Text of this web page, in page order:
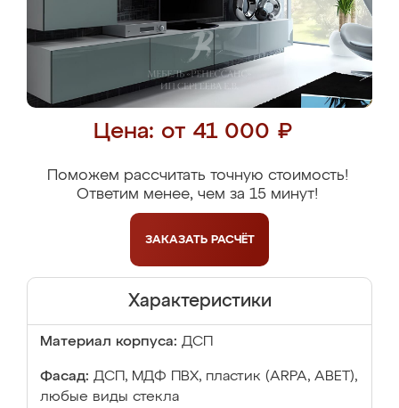
Цена: от 41 000 ₽
Поможем рассчитать точную стоимость!
Ответим менее, чем за 15 минут!
ЗАКАЗАТЬ РАСЧЁТ
Характеристики
Материал корпуса: ДСП
Фасад: ДСП, МДФ ПВХ, пластик (ARPA, ABET),
любые виды стекла